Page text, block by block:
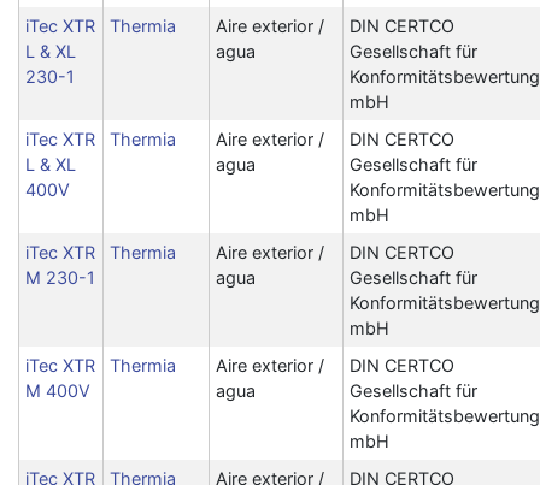
iTec XTR
L & XL
230-1
Thermia
Aire exterior /
agua
DIN CERTCO
Gesellschaft für
Konformitätsbewertung
mbH
iTec XTR
L & XL
400V
Thermia
Aire exterior /
agua
DIN CERTCO
Gesellschaft für
Konformitätsbewertung
mbH
iTec XTR
M 230-1
Thermia
Aire exterior /
agua
DIN CERTCO
Gesellschaft für
Konformitätsbewertung
mbH
iTec XTR
M 400V
Thermia
Aire exterior /
agua
DIN CERTCO
Gesellschaft für
Konformitätsbewertung
mbH
iTec XTR
Thermia Aire exterior / DIN CERTCO